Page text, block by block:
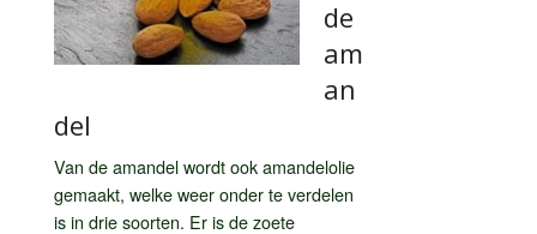
de
am
an
del
Van de amandel wordt ook amandelolie
gemaakt, welke weer onder te verdelen
is in drie soorten. Er is de zoete